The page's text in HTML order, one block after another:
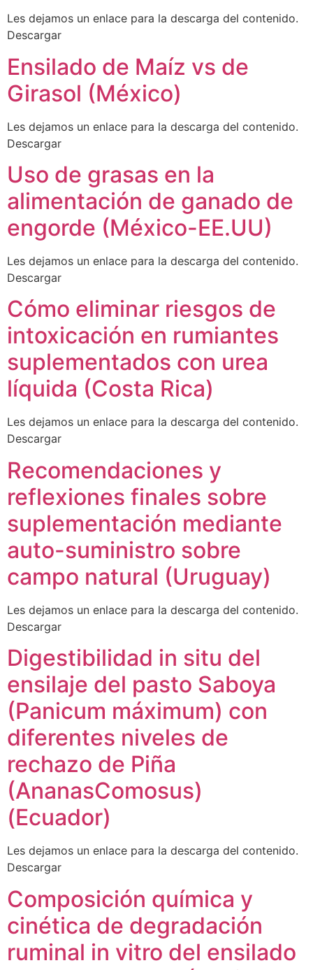
Les dejamos un enlace para la descarga del contenido.
Descargar
Ensilado de Maíz vs de
Girasol (México)
Les dejamos un enlace para la descarga del contenido.
Descargar
Uso de grasas en la
alimentación de ganado de
engorde (México-EE.UU)
Les dejamos un enlace para la descarga del contenido.
Descargar
Cómo eliminar riesgos de
intoxicación en rumiantes
suplementados con urea
líquida (Costa Rica)
Les dejamos un enlace para la descarga del contenido.
Descargar
Recomendaciones y
reflexiones finales sobre
suplementación mediante
auto-suministro sobre
campo natural (Uruguay)
Les dejamos un enlace para la descarga del contenido.
Descargar
Digestibilidad in situ del
ensilaje del pasto Saboya
(Panicum máximum) con
diferentes niveles de
rechazo de Piña
(AnanasComosus)
(Ecuador)
Les dejamos un enlace para la descarga del contenido.
Descargar
Composición química y
cinética de degradación
ruminal in vitro del ensilado